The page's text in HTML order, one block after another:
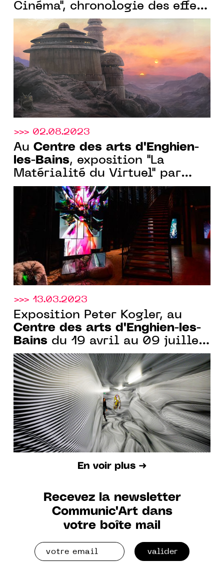
Cinéma", chronologie des effets
spéciaux, du 02 février au 26
mai 2024
>>> 02.08.2023
Au Centre des arts d'Enghien-
les-Bains, exposition "La
Matérialité du Virtuel" par
Baron-Lanteigne, du 20
septembre au 23 décembre
2023
>>> 13.03.2023
Exposition Peter Kogler, au
Centre des arts d'Enghien-les-
Bains du 19 avril au 09 juillet
2023
En voir plus ➜
Recevez la newsletter
Communic'Art dans
votre boîte mail
valider